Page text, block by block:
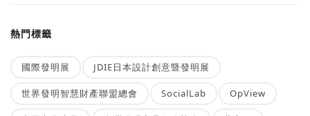
熱門標籤
國際發明展 JDIE日本設計創意暨發明展
世界發明智慧財產聯盟總會 SocialLab OpView